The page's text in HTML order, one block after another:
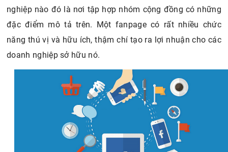
nghiệp nào đó là nơi tập hợp nhóm cộng đồng có những
đặc điểm mô tả trên. Một fanpage có rất nhiều chức
năng thú vị và hữu ích, thậm chí tạo ra lợi nhuận cho các
doanh nghiệp sở hữu nó.